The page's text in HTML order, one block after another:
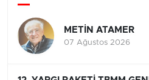
METİN ATAMER
07 Ağustos 2026